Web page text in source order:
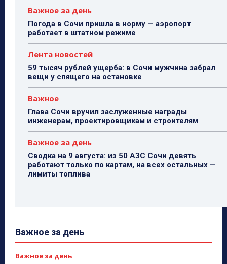
Важное за день
Погода в Сочи пришла в норму — аэропорт
работает в штатном режиме
Лента новостей
59 тысяч рублей ущерба: в Сочи мужчина забрал
вещи у спящего на остановке
Важное
Глава Сочи вручил заслуженные награды
инженерам, проектировщикам и строителям
Важное за день
Сводка на 9 августа: из 50 АЗС Сочи девять
работают только по картам, на всех остальных —
лимиты топлива
Важное за день
Важное за день